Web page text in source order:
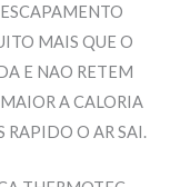
MAIS QUE O
E NAO RETEM
A CALORIA
RAPIDO O AR SAI.